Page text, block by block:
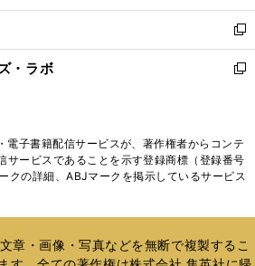
開
く
ウ
で
開
く
ン
ド
ウ
で
ウ
ィ
ン
ド
く
新
し
い
ド
ウ
で
・ラボ
新
ィ
ン
ド
開
く
電子書籍配信サービスが、著作権者からコンテ
サービスであることを示す登録商標（登録番号
クの詳細、ABJマークを掲示しているサービス
章・画像・写真などを無断で複製するこ